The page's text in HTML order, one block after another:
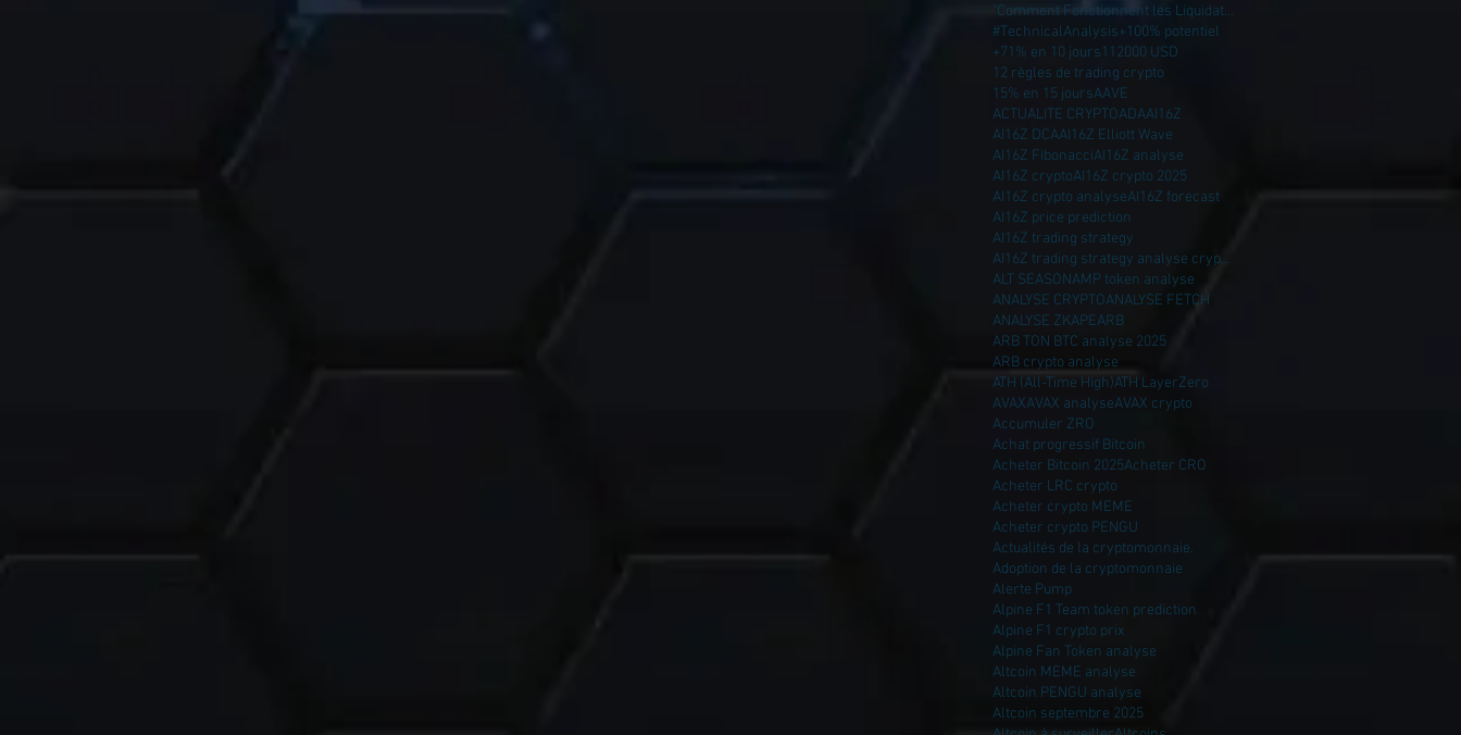
"Comment Fonctionnent les Liquidations ?
#TechnicalAnalysis+100% potentiel
+71% en 10 jours112000 USD
12 règles de trading crypto
15% en 15 joursAAVE
ACTUALITE CRYPTOADAAI16Z
AI16Z DCAAI16Z Elliott Wave
AI16Z FibonacciAI16Z analyse
AI16Z cryptoAI16Z crypto 2025
AI16Z crypto analyseAI16Z forecast
AI16Z price prediction
AI16Z trading strategy
AI16Z trading strategy analyse crypto AI16Z
ALT SEASONAMP token analyse
ANALYSE CRYPTOANALYSE FETCH
ANALYSE ZKAPEARB
ARB TON BTC analyse 2025
ARB crypto analyse
ATH (All-Time High)ATH LayerZero
AVAXAVAX analyseAVAX crypto
Accumuler ZRO
Achat progressif Bitcoin
Acheter Bitcoin 2025Acheter CRO
Acheter LRC crypto
Acheter crypto MEME
Acheter crypto PENGU
Actualités de la cryptomonnaie.
Adoption de la cryptomonnaie
Alerte Pump
Alpine F1 Team token prediction
Alpine F1 crypto prix
Alpine Fan Token analyse
Altcoin MEME analyse
Altcoin PENGU analyse
Altcoin septembre 2025